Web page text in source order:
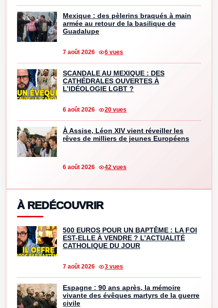
Mexique : des pèlerins braqués à main
armée au retour de la basilique de
Guadalupe
7 août 2026 6 vues
SCANDALE AU MEXIQUE : DES
CATHÉDRALES OUVERTES À
L’IDÉOLOGIE LGBT ?
6 août 2026 20 vues
À Assise, Léon XIV vient réveiller les
rêves de milliers de jeunes Européens
6 août 2026 42 vues
À REDÉCOUVRIR
500 EUROS POUR UN BAPTÊME : LA FOI
EST-ELLE À VENDRE ? L’ACTUALITÉ
CATHOLIQUE DU JOUR
7 août 2026 3 vues
Espagne : 90 ans après, la mémoire
vivante des évêques martyrs de la guerre
civile